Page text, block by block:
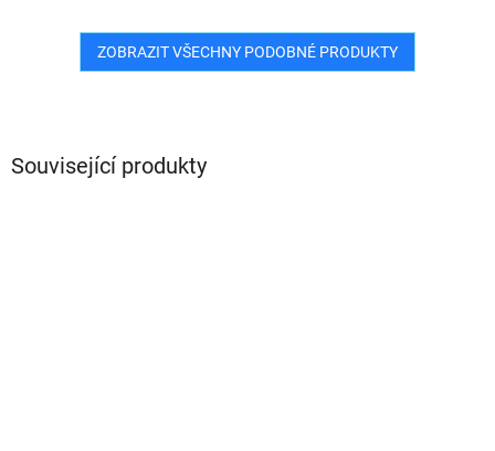
Související produkty
ZOBRAZIT VŠECHNY PODOBNÉ PRODUKTY